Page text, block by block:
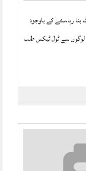
رہا،سٹے کے باوجود
لوگوں سے ٹول ٹیکس طلب